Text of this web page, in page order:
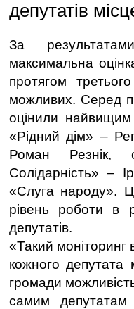
депутатів
За
максимальна
протягом
можливих. Серед
оцінили найвищим
«Рідний дім» –
Роман Резнік,
Солідарність» –
«Слуга народу».
рівень роботи в
депутатів.
«Такий
кожного
громади
самим